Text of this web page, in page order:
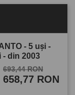
- 5 uşi -
din 2003
693,44 RON
658,77 RON